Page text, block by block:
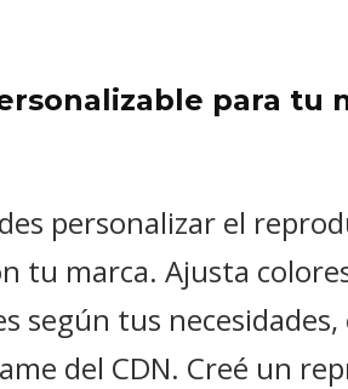
para tu
personalizar el
tu marca. Ajusta
según tus necesidades,
del CDN. Creé un